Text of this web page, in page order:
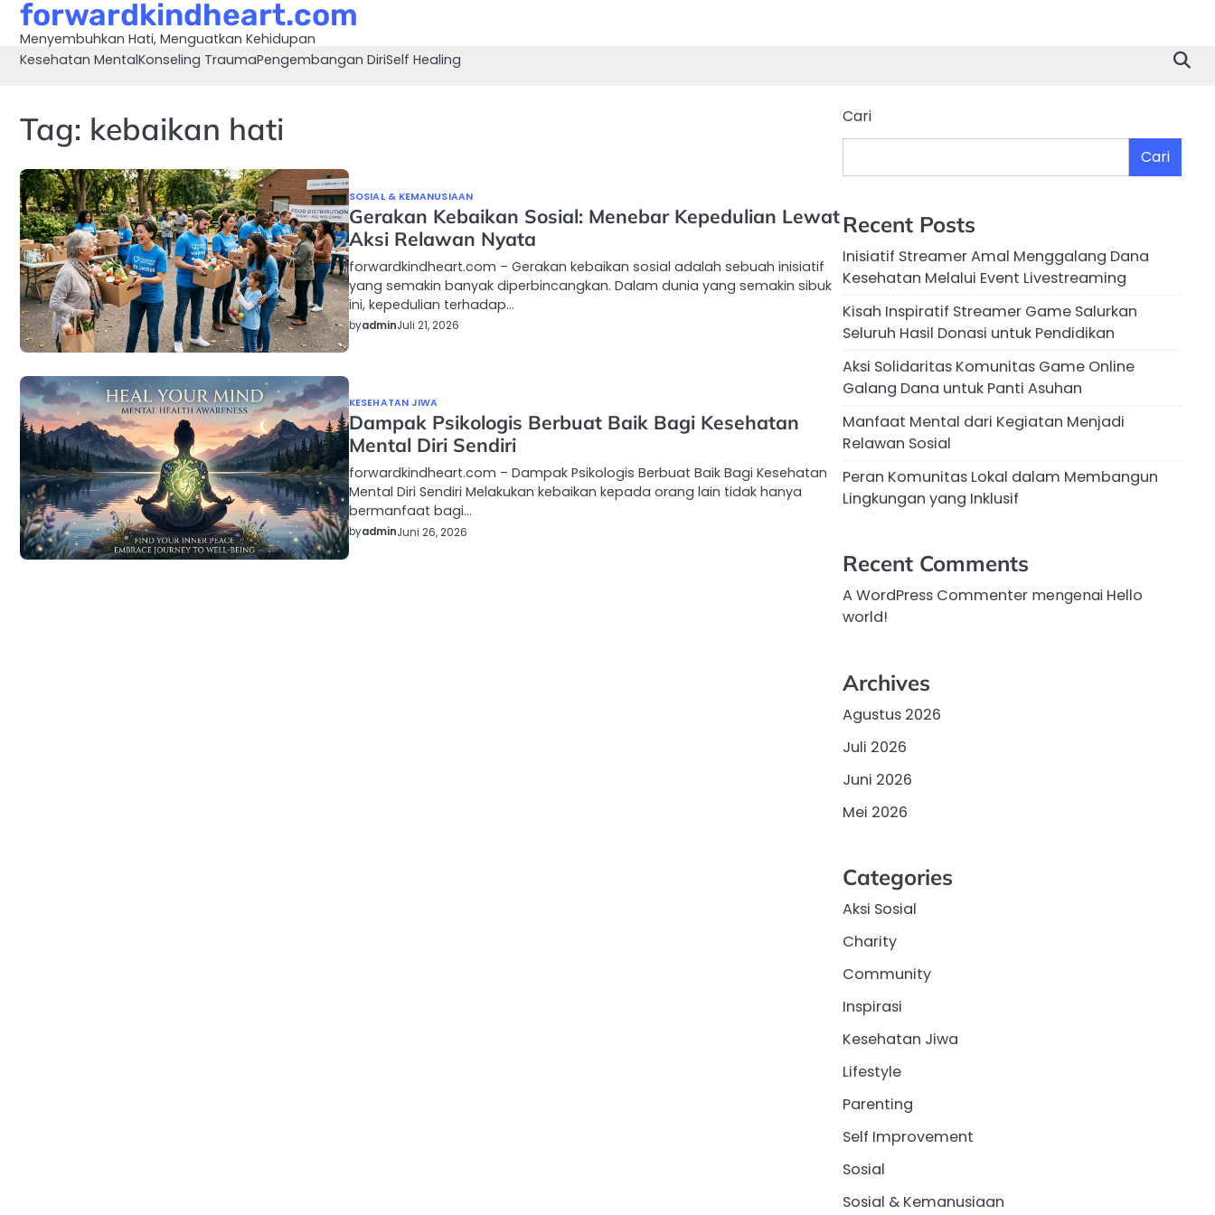
Skip
content
forwardkindheart.com
Menyembuhkan Hati, Menguatkan Kehidupan
Kesehatan MentalKonseling TraumaPengembangan DiriSelf Healing
Tag: kebaikan hati
SOSIAL & KEMANUSIAAN
Gerakan Kebaikan Sosial: Menebar Kepedulian Lewat
Aksi Relawan Nyata
forwardkindheart.com – Gerakan kebaikan sosial adalah sebuah inisiatif
yang semakin banyak diperbincangkan. Dalam dunia yang semakin sibuk
ini, kepedulian terhadap…
byadminJuli 21, 2026
KESEHATAN JIWA
Dampak Psikologis Berbuat Baik Bagi Kesehatan
Mental Diri Sendiri
forwardkindheart.com – Dampak Psikologis Berbuat Baik Bagi Kesehatan
Mental Diri Sendiri Melakukan kebaikan kepada orang lain tidak hanya
bermanfaat bagi…
byadminJuni 26, 2026
Cari
Cari
Recent Posts
Inisiatif Streamer Amal Menggalang Dana
Kesehatan Melalui Event Livestreaming
Kisah Inspiratif Streamer Game Salurkan
Seluruh Hasil Donasi untuk Pendidikan
Aksi Solidaritas Komunitas Game Online
Galang Dana untuk Panti Asuhan
Manfaat Mental dari Kegiatan Menjadi
Relawan Sosial
Peran Komunitas Lokal dalam Membangun
Lingkungan yang Inklusif
Recent Comments
A WordPress Commenter mengenai Hello
world!
Archives
Agustus 2026
Juli 2026
Juni 2026
Mei 2026
Categories
Aksi Sosial
Charity
Community
Inspirasi
Kesehatan Jiwa
Lifestyle
Parenting
Self Improvement
Sosial
Sosial & Kemanusiaan